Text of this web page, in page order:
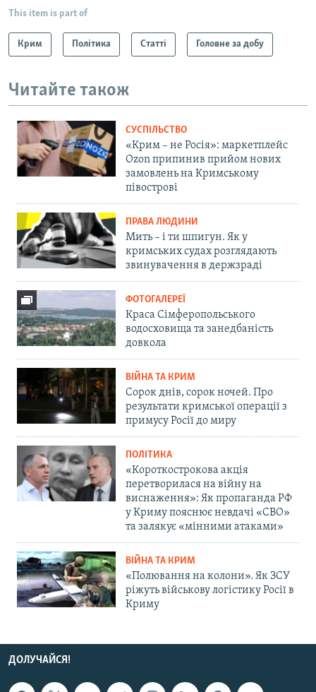
This item is part of
Крим Політика Статті Головне за добу
Читайте також
СУСПІЛЬСТВО
«Крим – не Росія»: маркетплейс
Ozon припинив прийом нових
замовлень на Кримському
півострові
ПРАВА ЛЮДИНИ
Мить – і ти шпигун. Як у
кримських судах розглядають
звинувачення в держзраді
ФОТОГАЛЕРЕЇ
Краса Сімферопольського
водосховища та занедбаність
довкола
ВІЙНА ТА КРИМ
Сорок днів, сорок ночей. Про
результати кримської операції з
примусу Росії до миру
ПОЛІТИКА
«Короткострокова акція
перетворилася на війну на
виснаження»: Як пропаганда РФ
у Криму пояснює невдачі «СВО»
та залякує «мінними атаками»
ВІЙНА ТА КРИМ
«Полювання на колони». Як ЗСУ
ріжуть військову логістику Росії в
Криму
ДОЛУЧАЙСЯ!